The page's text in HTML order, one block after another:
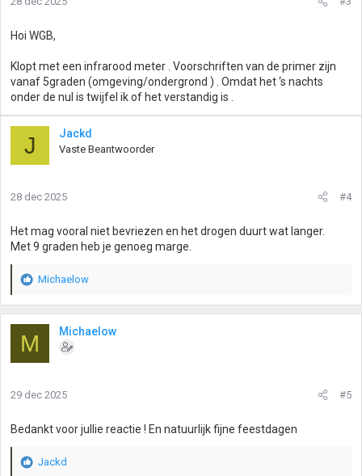
Hoi WGB,
Klopt met een infrarood meter . Voorschriften van de primer zijn
vanaf 5graden (omgeving/ondergrond ) . Omdat het ‘s nachts
onder de nul is twijfel ik of het verstandig is .
J Jackd
Vaste Beantwoorder
28 dec 2025 #4
Het mag vooral niet bevriezen en het drogen duurt wat langer.
Met 9 graden heb je genoeg marge.
W
a
d
n
e
:
Michaelow
M Michaelow
29 dec 2025 #5
Bedankt voor jullie reactie ! En natuurlijk fijne feestdagen
W
Jackd